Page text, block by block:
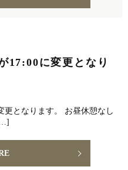
17:00に変更となり
更となります。 お昼休憩なし